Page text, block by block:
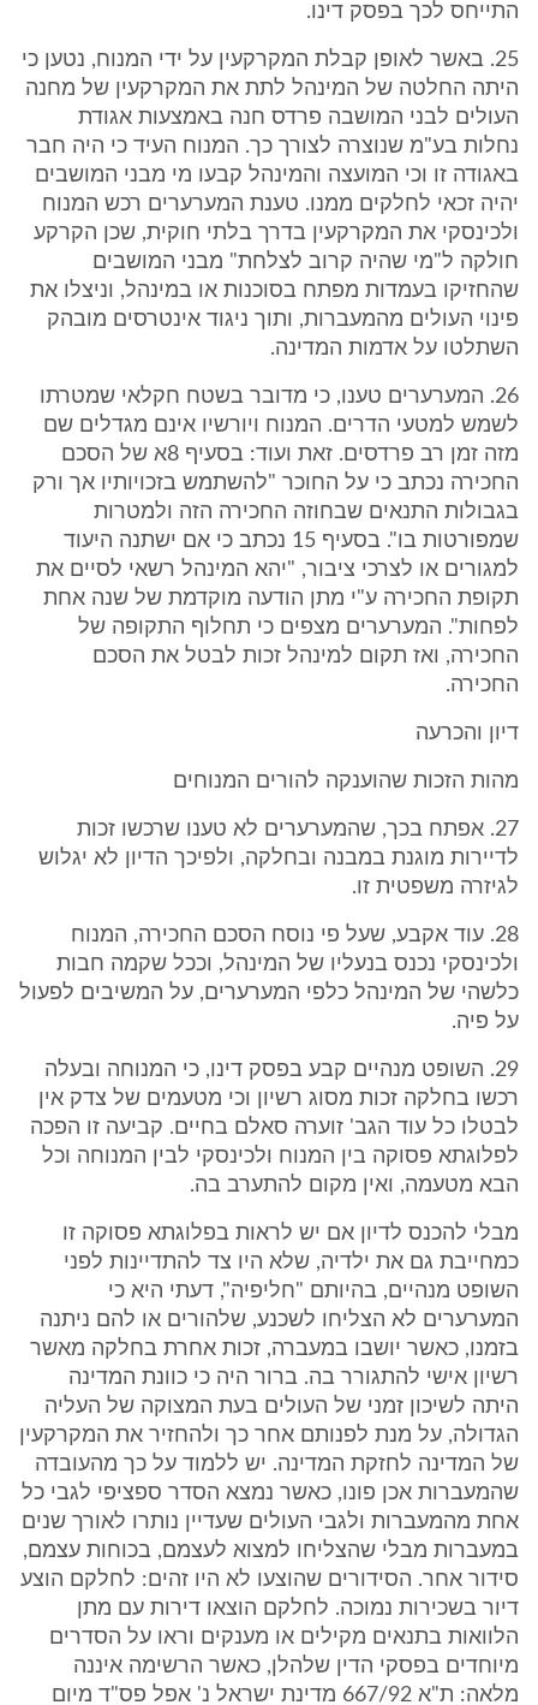
התייחס לכך בפסק דינו.
25. באשר לאופן קבלת המקרקעין על ידי המנוח, נטען כי
היתה החלטה של המינהל לתת את המקרקעין של מחנה
העולים לבני המושבה פרדס חנה באמצעות אגודת
נחלות בע"מ שנוצרה לצורך כך. המנוח העיד כי היה חבר
באגודה זו וכי המועצה והמינהל קבעו מי מבני המושבים
יהיה זכאי לחלקים ממנו. טענת המערערים רכש המנוח
ולכינסקי את המקרקעין בדרך בלתי חוקית, שכן הקרקע
חולקה ל"מי שהיה קרוב לצלחת" מבני המושבים
שהחזיקו בעמדות מפתח בסוכנות או במינהל, וניצלו את
פינוי העולים מהמעברות, ותוך ניגוד אינטרסים מובהק
השתלטו על אדמות המדינה.
26. המערערים טענו, כי מדובר בשטח חקלאי שמטרתו
לשמש למטעי הדרים. המנוח ויורשיו אינם מגדלים שם
מזה זמן רב פרדסים. זאת ועוד: בסעיף 8א של הסכם
החכירה נכתב כי על החוכר "להשתמש בזכויותיו אך ורק
בגבולות התנאים שבחוזה החכירה הזה ולמטרות
שמפורטות בו". בסעיף 15 נכתב כי אם ישתנה היעוד
למגורים או לצרכי ציבור, "יהא המינהל רשאי לסיים את
תקופת החכירה ע"י מתן הודעה מוקדמת של שנה אחת
לפחות". המערערים מצפים כי תחלוף התקופה של
החכירה, ואז תקום למינהל זכות לבטל את הסכם
החכירה.
דיון והכרעה
מהות הזכות שהוענקה להורים המנוחים
27. אפתח בכך, שהמערערים לא טענו שרכשו זכות
לדיירות מוגנת במבנה ובחלקה, ולפיכך הדיון לא יגלוש
לגיזרה משפטית זו.
28. עוד אקבע, שעל פי נוסח הסכם החכירה, המנוח
ולכינסקי נכנס בנעליו של המינהל, וככל שקמה חבות
כלשהי של המינהל כלפי המערערים, על המשיבים לפעול
על פיה.
29. השופט מנהיים קבע בפסק דינו, כי המנוחה ובעלה
רכשו בחלקה זכות מסוג רשיון וכי מטעמים של צדק אין
לבטלו כל עוד הגב' זוערה סאלם בחיים. קביעה זו הפכה
לפלוגתא פסוקה בין המנוח ולכינסקי לבין המנוחה וכל
הבא מטעמה, ואין מקום להתערב בה.
מבלי להכנס לדיון אם יש לראות בפלוגתא פסוקה זו
כמחייבת גם את ילדיה, שלא היו צד להתדיינות לפני
השופט מנהיים, בהיותם "חליפיה", דעתי היא כי
המערערים לא הצליחו לשכנע, שלהורים או להם ניתנה
בזמנו, כאשר יושבו במעברה, זכות אחרת בחלקה מאשר
רשיון אישי להתגורר בה. ברור היה כי כוונת המדינה
היתה לשיכון זמני של העולים בעת המצוקה של העליה
הגדולה, על מנת לפנותם אחר כך ולהחזיר את המקרקעין
של המדינה לחזקת המדינה. יש ללמוד על כך מהעובדה
שהמעברות אכן פונו, כאשר נמצא הסדר ספציפי לגבי כל
אחת מהמעברות ולגבי העולים שעדיין נותרו לאורך שנים
במעברות מבלי שהצליחו למצוא לעצמם, בכוחות עצמם,
סידור אחר. הסידורים שהוצעו לא היו זהים: לחלקם הוצע
דיור בשכירות נמוכה. לחלקם הוצאו דירות עם מתן
הלוואות בתנאים מקילים או מענקים וראו על הסדרים
מיוחדים בפסקי הדין שלהלן, כאשר הרשימה איננה
מלאה: ת"א 667/92 מדינת ישראל נ' אפל פס"ד מיום